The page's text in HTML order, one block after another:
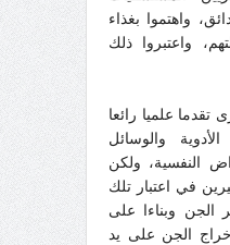
واهتموا بغذاء
واعتبروا ذلك
علميا رائعا
والوسائل
النفسية، ولكن
في اعتبار تلك
الجن وبناءا على
الجن على يد